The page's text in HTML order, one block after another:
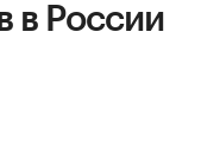
в России